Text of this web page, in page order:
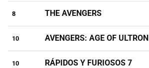
8 THE AVENGERS
10 AVENGERS: AGE OF ULTRON
10 RÁPIDOS Y FURIOSOS 7